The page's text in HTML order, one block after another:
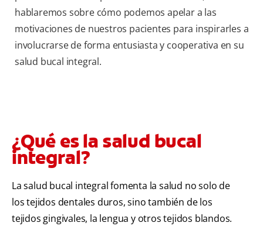
hablaremos sobre cómo podemos apelar a las
motivaciones de nuestros pacientes para inspirarles a
involucrarse de forma entusiasta y cooperativa en su
salud bucal integral.
¿Qué es la salud bucal
integral?
La salud bucal integral fomenta la salud no solo de
los tejidos dentales duros, sino también de los
tejidos gingivales, la lengua y otros tejidos blandos.